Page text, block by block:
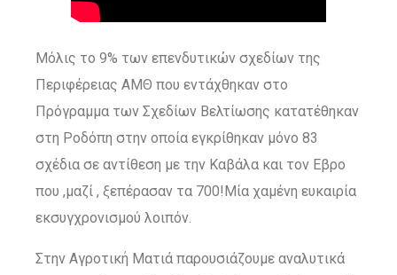
Μόλις το 9% των επενδυτικών σχεδίων της
Περιφέρειας ΑΜΘ που εντάχθηκαν στο
Πρόγραμμα των Σχεδίων Βελτίωσης κατατέθηκαν
στη Ροδόπη στην οποία εγκρίθηκαν μόνο 83
σχέδια σε αντίθεση με την Καβάλα και τον Εβρο
που ,μαζί , ξεπέρασαν τα 700!Μία χαμένη ευκαιρία
εκσυγχρονισμού λοιπόν.
Στην Αγροτική Ματιά παρουσιάζουμε αναλυτικά